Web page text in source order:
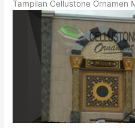
Tampilan Cellustone Ornamen